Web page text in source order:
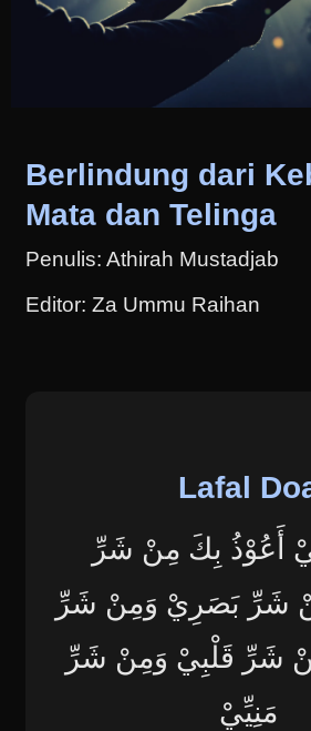
Berlindung dari
Mata dan Telinga
Penulis: Athirah Mustadjab
Editor: Za Ummu Raihan
Lafal
أَعُوْذُ بِكَ مِنْ شَرِّ
شَرِّ بَصَرِيْ وَمِنْ شَرِّ
شَرِّ قَلْبِيْ وَمِنْ شَرِّ
مَنِيِّيْ